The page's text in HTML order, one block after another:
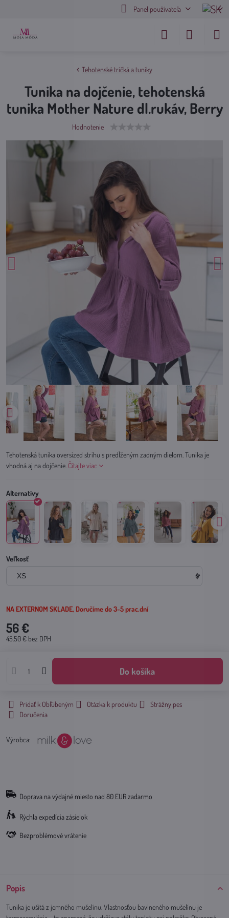
Panel používateľa
Tehotenské tričká a tuniky
Tunika na dojčenie, tehotenská
tunika Mother Nature dl.rukáv, Berry
Hodnotenie
Tehotenská tunika oversized strihu s predĺženým zadným dielom. Tunika je
vhodná aj na dojčenie. Čítajte viac
Veľkosť
NA EXTERNOM SKLADE, Doručíme do 3-5 prac.dní
56 €
45.50 € bez DPH
Do košíka
Pridať k Obľúbeným Otázka k produktu
Strážny pes
Doručenia
Výrobca:
Doprava na výdajné miesto nad 80 EUR zadarmo
Rýchla expedícia zásielok
Bezproblémové vrátenie
Popis
Tunika je ušitá z jemného mušelínu. Vlastnosťou bavlneného mušelínu je